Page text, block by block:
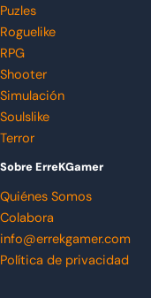
Puzles
Roguelike
RPG
Shooter
Simulación
Soulslike
Terror
Sobre ErreKGamer
Quiénes Somos
Colabora
info@errekgamer.com
Política de privacidad